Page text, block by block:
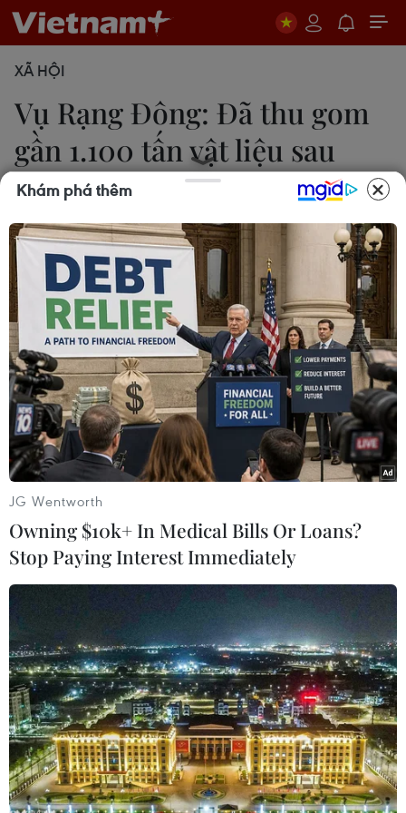
XÃ HỘI
Vụ Rạng Đông: Đã thu gom
gần 1.100 tấn vật liệu sau
cháy
Sơn Bách
24/09/2019 03:01
Tính đến hết ngày 23/9, Công ty Cổ phần môi
trường đô thị và công nghiệp 10 (URENCO 10) đã
thu gom và vận chuyển được gần 1.100 tấn chất
thải ra khỏi khu vực xưởng Rạng Đông bị cháy.
Theo thông tin từ URENCO 10, đã có khoảng 1.000 tấn chất thải
được vận chuyển ra khỏi Rạng Đông tính đến hết ngày 23/9.
(Ảnh: Minh Sơn/Vietnam+)
Liên quan đến việc khắc phục sự cố sau đám
cháy kho của Công ty Cổ phần Bóng đèn phích
nước Rạng Đông (Thanh Xuân, Hà Nội), ông Lê
Khám phá thêm
JG Wentworth
Owning $10k+ In Medical Bills Or Loans?
Stop Paying Interest Immediately